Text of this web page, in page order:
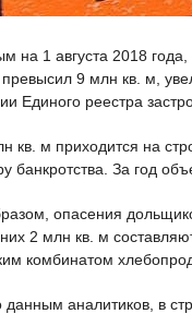
на 1 августа 2018
превысил 9 млн кв. м,
Единого реестра
кв. м приходится на
банкротства. За год
опасения
2 млн кв. м
комбинатом
данным аналитиков, в